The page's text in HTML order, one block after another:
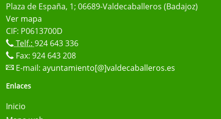
Plaza de España, 1; 06689-Valdecaballeros (Badajoz)
Ver mapa
CIF: P0613700D
Telf.: 924 643 336
Fax: 924 643 208
E-mail: ayuntamiento[@]valdecaballeros.es
Enlaces
Inicio